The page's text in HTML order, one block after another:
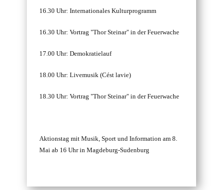
16.30 Uhr: Internationales Kulturprogramm
16.30 Uhr: Vortrag "Thor Steinar" in der Feuerwache
17.00 Uhr: Demokratielauf
18.00 Uhr: Livemusik (Cést lavie)
18.30 Uhr: Vortrag "Thor Steinar" in der Feuerwache
Aktionstag mit Musik, Sport und Information am 8.
Mai ab 16 Uhr in Magdeburg-Sudenburg